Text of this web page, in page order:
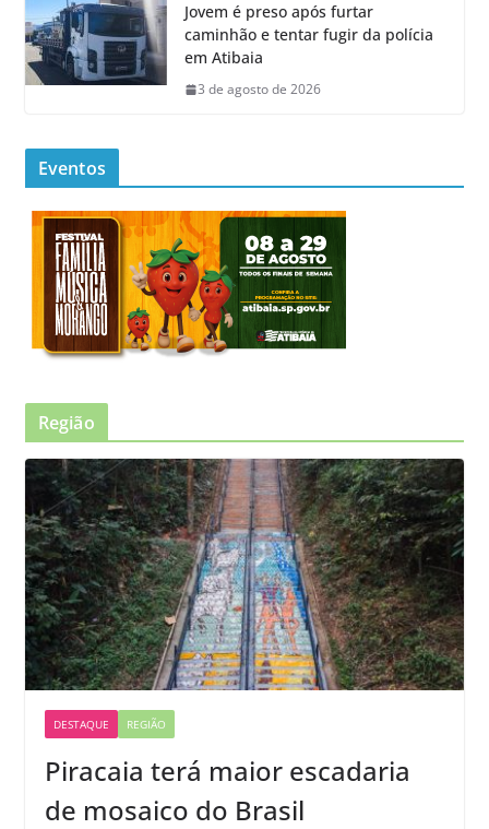
Jovem é preso após furtar
caminhão e tentar fugir da polícia
em Atibaia
3 de agosto de 2026
Eventos
Região
DESTAQUE REGIÃO
Piracaia terá maior escadaria
de mosaico do Brasil